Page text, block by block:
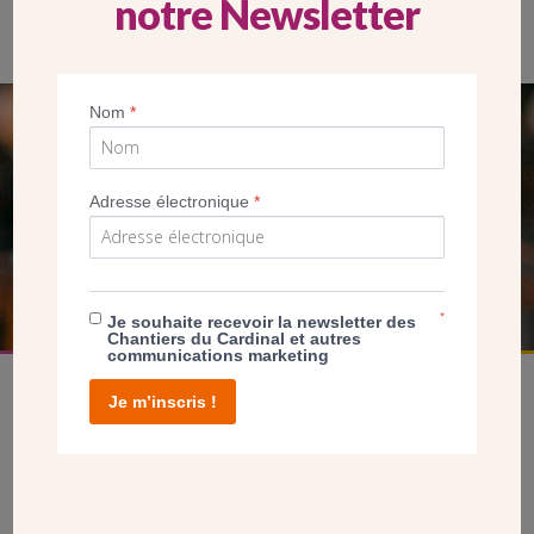
SEUL VOTRE DON
notre Newsletter
Nom*
Adresse électronique*
Je souhaite recevoir la newsletter des
Chantiers du Cardinal et autres
communications marketing
*
Je m’inscris !